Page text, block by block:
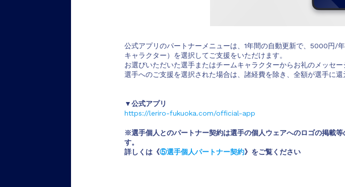
公式アプリのパートナーメニューは、1年間の自動更新で、5000円/
キャラクター）を選択してご支援をいただけます。
お選びいただいた選手またはチームキャラクターからお礼のメッセー
選手へのご支援を選択された場合は、諸経費を除き、全額が選手に還
▼公式アプリ
https://leriro-fukuoka.com/official-app
※選手個人とのパートナー契約は選手の個人ウェアへのロゴの掲載
す。
詳しくは《⑤選手個人パートナー契約》をご覧ください